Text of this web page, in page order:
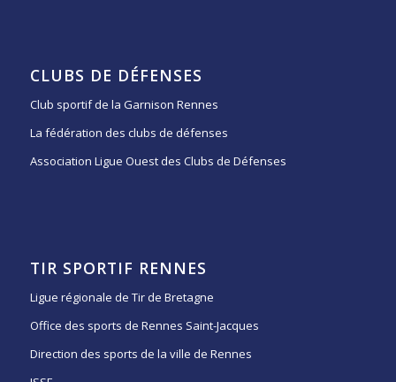
CLUBS DE DÉFENSES
Club sportif de la Garnison Rennes
La fédération des clubs de défenses
Association Ligue Ouest des Clubs de Défenses
TIR SPORTIF RENNES
Ligue régionale de Tir de Bretagne
Office des sports de Rennes Saint-Jacques
Direction des sports de la ville de Rennes